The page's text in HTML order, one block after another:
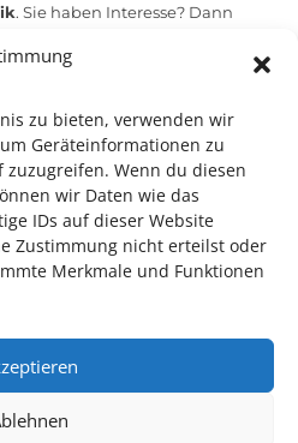
zu bieten, verwenden wir
Geräteinformationen zu
Wenn du diesen
wir Daten wie das
IDs auf dieser Website
Zustimmung nicht erteilst oder
Merkmale und Funktionen
. Sie haben Interesse? Dann
DES DEUTSCHEN FILMS*
dasFestival des deutschen